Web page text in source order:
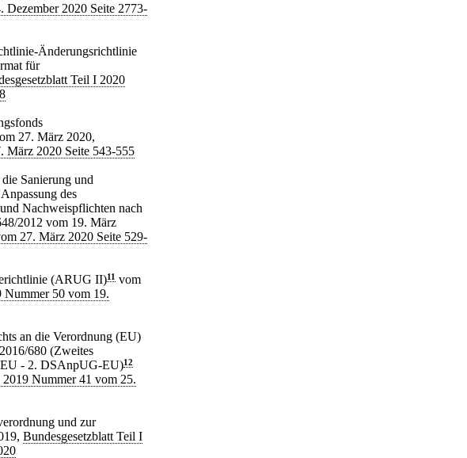
Dezember 2020 Seite 2773-
Änderungsrichtlinie
für
Teil I 2020
27. März 2020,
März 2020 Seite 543-555
Sanierung und
des
Nachweispflichten nach
2012 vom 19. März
27. März 2020 Seite 529-
(ARUG II)11
vom
Nummer 50 vom 19.
an die Verordnung (EU)
680 (Zweites
EU - 2. DSAnpUG-EU)12
Nummer 41 vom 25.
und zur
Bundesgesetzblatt Teil I